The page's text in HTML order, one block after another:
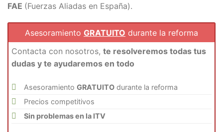
FAE (Fuerzas Aliadas en España).
Asesoramiento GRATUITO durante la reforma
Contacta con nosotros,te resolveremos todas tus
dudas y te ayudaremos en todo
AsesoramientoGRATUITO durante la reforma
Precios competitivos
Sin problemas en la ITV